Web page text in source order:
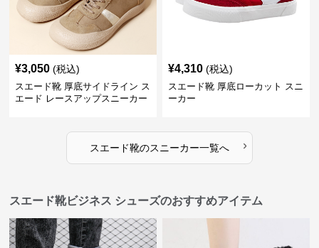
¥3,050 (税込)
スエード靴 厚底サイドライン ス
エード レースアップスニーカー
¥4,310 (税込)
スエード靴 厚底ローカット スニ
ーカー
スエード靴のスニーカー一覧へ ›
スエード靴ビジネス シューズのおすすめアイテム